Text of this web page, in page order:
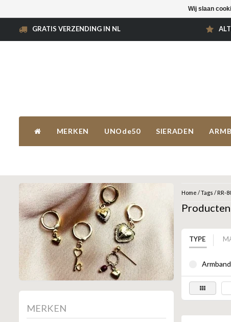
GRATIS VERZENDING IN NL
MERKEN UNOde50 SIERADEN
MERKEN
Home /Tags / RR-
TYPE
Wij slaan